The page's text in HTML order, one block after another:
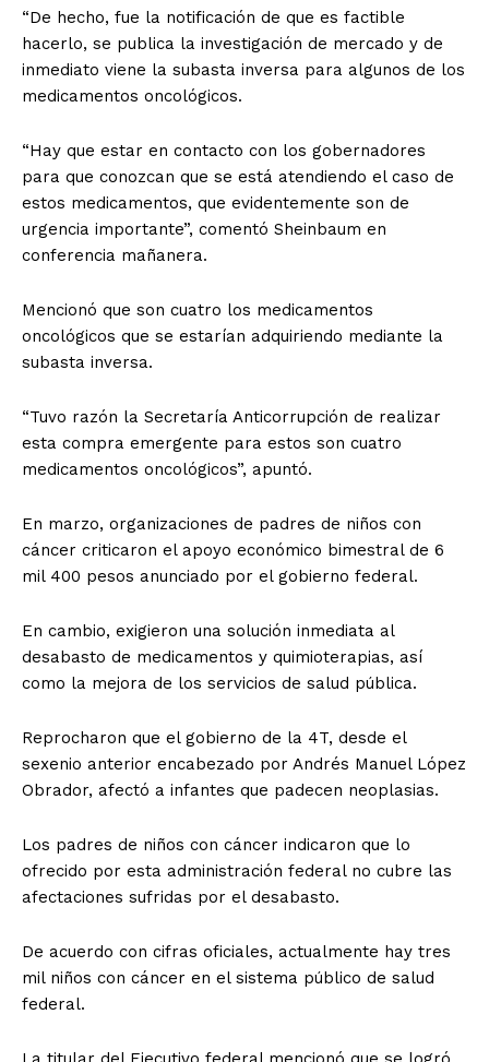
“De hecho, fue la notificación de que es factible
hacerlo, se publica la investigación de mercado y de
inmediato viene la subasta inversa para algunos de los
medicamentos oncológicos.
“Hay que estar en contacto con los gobernadores
para que conozcan que se está atendiendo el caso de
estos medicamentos, que evidentemente son de
urgencia importante”, comentó Sheinbaum en
conferencia mañanera.
Mencionó que son cuatro los medicamentos
oncológicos que se estarían adquiriendo mediante la
subasta inversa.
“Tuvo razón la Secretaría Anticorrupción de realizar
esta compra emergente para estos son cuatro
medicamentos oncológicos”, apuntó.
En marzo, organizaciones de padres de niños con
cáncer criticaron el apoyo económico bimestral de 6
mil 400 pesos anunciado por el gobierno federal.
En cambio, exigieron una solución inmediata al
desabasto de medicamentos y quimioterapias, así
como la mejora de los servicios de salud pública.
Reprocharon que el gobierno de la 4T, desde el
sexenio anterior encabezado por Andrés Manuel López
Obrador, afectó a infantes que padecen neoplasias.
Los padres de niños con cáncer indicaron que lo
ofrecido por esta administración federal no cubre las
afectaciones sufridas por el desabasto.
De acuerdo con cifras oficiales, actualmente hay tres
mil niños con cáncer en el sistema público de salud
federal.